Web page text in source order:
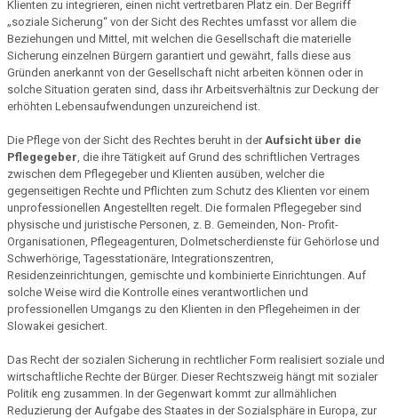
Klienten zu integrieren, einen nicht vertretbaren Platz ein. Der Begriff
„soziale Sicherung“ von der Sicht des Rechtes umfasst vor allem die
Beziehungen und Mittel, mit welchen die Gesellschaft die materielle
Sicherung einzelnen Bürgern garantiert und gewährt, falls diese aus
Gründen anerkannt von der Gesellschaft nicht arbeiten können oder in
solche Situation geraten sind, dass ihr Arbeitsverhältnis zur Deckung der
erhöhten Lebensaufwendungen unzureichend ist.
Die Pflege von der Sicht des Rechtes beruht in der Aufsicht über die
Pflegegeber , die ihre Tätigkeit auf Grund des schriftlichen Vertrages
zwischen dem Pflegegeber und Klienten ausüben, welcher die
gegenseitigen Rechte und Pflichten zum Schutz des Klienten vor einem
unprofessionellen Angestellten regelt. Die formalen Pflegegeber sind
physische und juristische Personen, z. B. Gemeinden, Non- Profit-
Organisationen, Pflegeagenturen, Dolmetscherdienste für Gehörlose und
Schwerhörige, Tagesstationäre, Integrationszentren,
Residenzeinrichtungen, gemischte und kombinierte Einrichtungen. Auf
solche Weise wird die Kontrolle eines verantwortlichen und
professionellen Umgangs zu den Klienten in den Pflegeheimen in der
Slowakei gesichert.
Das Recht der sozialen Sicherung in rechtlicher Form realisiert soziale und
wirtschaftliche Rechte der Bürger. Dieser Rechtszweig hängt mit sozialer
Politik eng zusammen. In der Gegenwart kommt zur allmählichen
Reduzierung der Aufgabe des Staates in der Sozialsphäre in Europa, zur